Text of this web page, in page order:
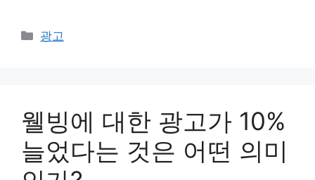
카
광고
웰빙에 대한 광고가 10%
늘었다는 것은 어떤 의미